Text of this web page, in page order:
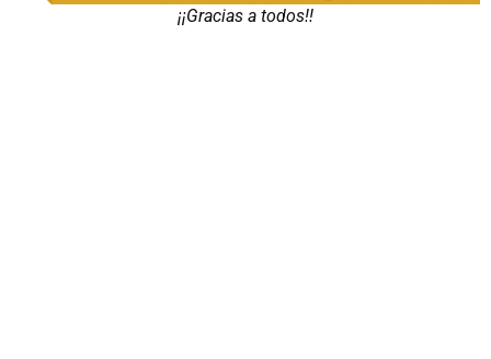
¡¡Gracias a todos!!